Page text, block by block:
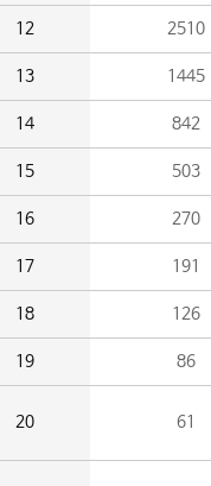
12 2510
13 1445
14 842
15 503
16 270
17 191
18 126
19 86
20 61